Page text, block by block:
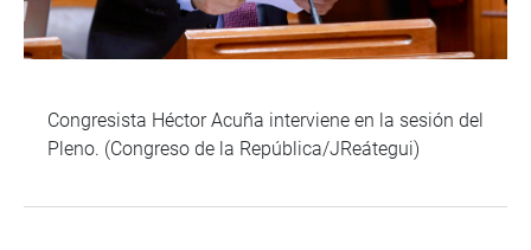
Congresista Héctor Acuña interviene en la sesión del
Pleno. (Congreso de la República/JReátegui)